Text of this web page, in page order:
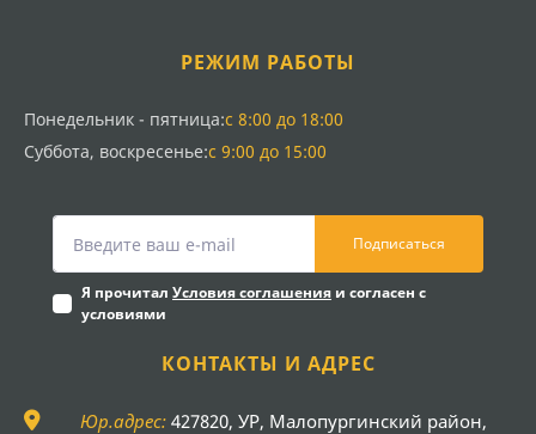
РЕЖИМ РАБОТЫ
Понедельник - пятница:с 8:00 до 18:00
Суббота, воскресенье:с 9:00 до 15:00
Подписаться
Я прочитал Условия соглашения и согласен с
условиями
КОНТАКТЫ И АДРЕС
Юр.адрес: 427820, УР, Малопургинский район,